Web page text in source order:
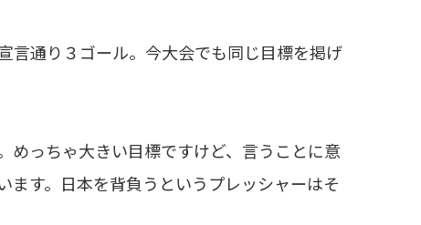
通り３ゴール。今大会でも同じ目標を掲げ
めっちゃ大きい目標ですけど、言うことに意
す。日本を背負うというプレッシャーはそ